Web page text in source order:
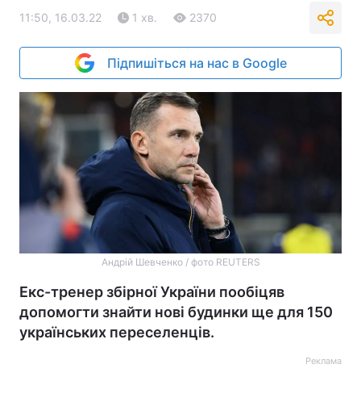
11:50, 16.03.22 1 хв. 2370
Підпишіться на нас в Google
Андрій Шевченко / фото REUTERS
Екс-тренер збірної України пообіцяв
допомогти знайти нові будинки ще для 150
українських переселенців.
Реклама